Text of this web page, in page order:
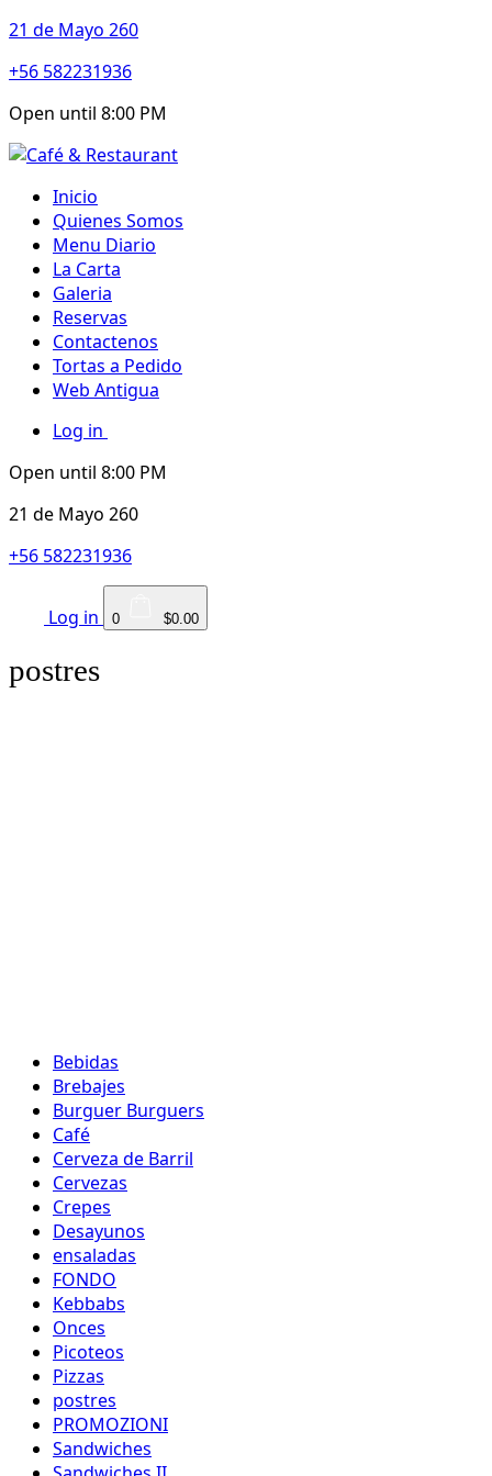
21 de Mayo 260
+56 582231936
Open until 8:00 PM
Inicio
Quienes Somos
Menu Diario
La Carta
Galeria
Reservas
Contactenos
Tortas a Pedido
Web Antigua
Log in
Open until 8:00 PM
21 de Mayo 260
+56 582231936
Log in 0 $0.00
postres
Bebidas
Brebajes
Burguer Burguers
Café
Cerveza de Barril
Cervezas
Crepes
Desayunos
ensaladas
FONDO
Kebbabs
Onces
Picoteos
Pizzas
postres
PROMOZIONI
Sandwiches